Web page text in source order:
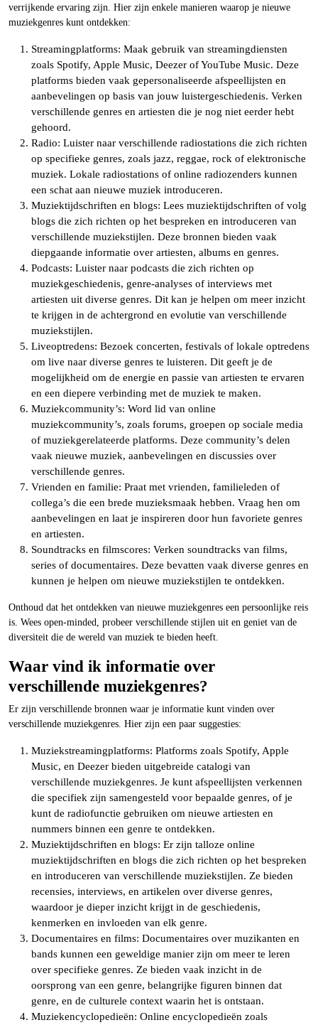
verrijkende ervaring zijn. Hier zijn enkele manieren waarop je nieuwe
muziekgenres kunt ontdekken:
Streamingplatforms: Maak gebruik van streamingdiensten
zoals Spotify, Apple Music, Deezer of YouTube Music. Deze
platforms bieden vaak gepersonaliseerde afspeellijsten en
aanbevelingen op basis van jouw luistergeschiedenis. Verken
verschillende genres en artiesten die je nog niet eerder hebt
gehoord.
Radio: Luister naar verschillende radiostations die zich richten
op specifieke genres, zoals jazz, reggae, rock of elektronische
muziek. Lokale radiostations of online radiozenders kunnen
een schat aan nieuwe muziek introduceren.
Muziektijdschriften en blogs: Lees muziektijdschriften of volg
blogs die zich richten op het bespreken en introduceren van
verschillende muziekstijlen. Deze bronnen bieden vaak
diepgaande informatie over artiesten, albums en genres.
Podcasts: Luister naar podcasts die zich richten op
muziekgeschiedenis, genre-analyses of interviews met
artiesten uit diverse genres. Dit kan je helpen om meer inzicht
te krijgen in de achtergrond en evolutie van verschillende
muziekstijlen.
Liveoptredens: Bezoek concerten, festivals of lokale optredens
om live naar diverse genres te luisteren. Dit geeft je de
mogelijkheid om de energie en passie van artiesten te ervaren
en een diepere verbinding met de muziek te maken.
Muziekcommunity’s: Word lid van online
muziekcommunity’s, zoals forums, groepen op sociale media
of muziekgerelateerde platforms. Deze community’s delen
vaak nieuwe muziek, aanbevelingen en discussies over
verschillende genres.
Vrienden en familie: Praat met vrienden, familieleden of
collega’s die een brede muzieksmaak hebben. Vraag hen om
aanbevelingen en laat je inspireren door hun favoriete genres
en artiesten.
Soundtracks en filmscores: Verken soundtracks van films,
series of documentaires. Deze bevatten vaak diverse genres en
kunnen je helpen om nieuwe muziekstijlen te ontdekken.
Onthoud dat het ontdekken van nieuwe muziekgenres een persoonlijke reis
is. Wees open-minded, probeer verschillende stijlen uit en geniet van de
diversiteit die de wereld van muziek te bieden heeft.
Waar vind ik informatie over
verschillende muziekgenres?
Er zijn verschillende bronnen waar je informatie kunt vinden over
verschillende muziekgenres. Hier zijn een paar suggesties:
Muziekstreamingplatforms: Platforms zoals Spotify, Apple
Music, en Deezer bieden uitgebreide catalogi van
verschillende muziekgenres. Je kunt afspeellijsten verkennen
die specifiek zijn samengesteld voor bepaalde genres, of je
kunt de radiofunctie gebruiken om nieuwe artiesten en
nummers binnen een genre te ontdekken.
Muziektijdschriften en blogs: Er zijn talloze online
muziektijdschriften en blogs die zich richten op het bespreken
en introduceren van verschillende muziekstijlen. Ze bieden
recensies, interviews, en artikelen over diverse genres,
waardoor je dieper inzicht krijgt in de geschiedenis,
kenmerken en invloeden van elk genre.
Documentaires en films: Documentaires over muzikanten en
bands kunnen een geweldige manier zijn om meer te leren
over specifieke genres. Ze bieden vaak inzicht in de
oorsprong van een genre, belangrijke figuren binnen dat
genre, en de culturele context waarin het is ontstaan.
Muziekencyclopedieën: Online encyclopedieën zoals